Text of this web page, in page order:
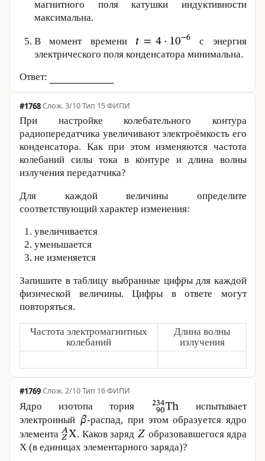
магнитного поля катушки индуктивности
максимальна.
В момент времени
с энергия
электрического поля конденсатора минимальна.
Ответ:
#1768· 3/10·Тип 15·ФИПИ
При настройке колебательного контура
радиопередатчика увеличивают электроёмкость его
конденсатора. Как при этом изменяются частота
колебаний силы тока в контуре и длина волны
излучения передатчика?
Для каждой величины определите
соответствующий характер изменения:
увеличивается
уменьшается
не изменяется
Запишите в таблицу выбранные цифры для каждой
физической величины. Цифры в ответе могут
повторяться.
Частота электромагнитных
колебаний
Длина волны
излучения
#1769· 2/10·Тип 16·ФИПИ
Ядро изотопа тория
испытывает
электронный
-распад, при этом образуется ядро
элемента
. Каков заряд
образовавшегося ядра
X (в единицах элементарного заряда)?